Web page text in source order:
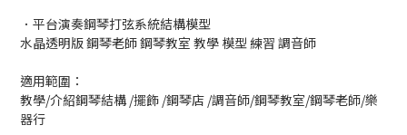
．平台演奏鋼琴打弦系統結構模型
水晶透明版 鋼琴老師 鋼琴教室 教學 模型 練習 調音師
適用範圍：
教學/介紹鋼琴結構 /擺飾 /鋼琴店 /調音師/鋼琴教室/鋼琴老師/樂
器行